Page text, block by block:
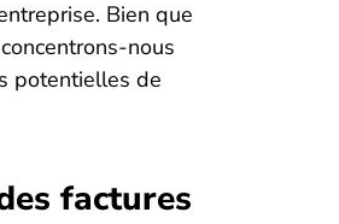
Bien que
nous
potentielles de
factures